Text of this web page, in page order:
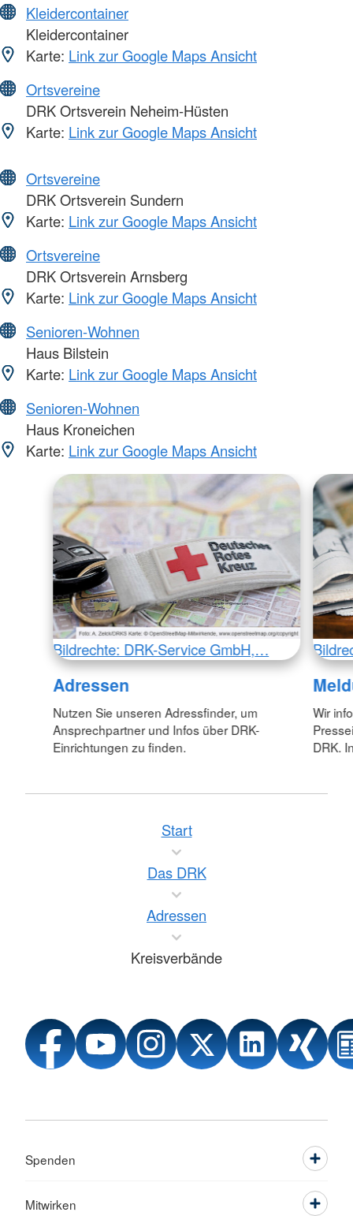
Kleidercontainer
Kleidercontainer
Karte: Link zur Google Maps Ansicht
Ortsvereine
DRK Ortsverein Neheim-Hüsten
Karte: Link zur Google Maps Ansicht
Ortsvereine
DRK Ortsverein Sundern
Karte: Link zur Google Maps Ansicht
Ortsvereine
DRK Ortsverein Arnsberg
Karte: Link zur Google Maps Ansicht
Senioren-Wohnen
Haus Bilstein
Karte: Link zur Google Maps Ansicht
Senioren-Wohnen
Haus Kroneichen
Karte: Link zur Google Maps Ansicht
Bildrechte: DRK-Service GmbH,…
Adressen
Nutzen Sie unseren Adressfinder, um
Ansprechpartner und Infos über DRK-
Einrichtungen zu finden.
Wir
DRK.
Start
Das DRK
Adressen
Kreisverbände
Spenden
Mitwirken